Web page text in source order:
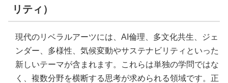
リティ）
現代のリベラルアーツには、AI倫理、多文化共生、ジェ
ンダー、多様性、気候変動やサステナビリティといった
新しいテーマが含まれます。これらは単独の学問ではな
く、複数分野を横断する思考が求められる領域です。正